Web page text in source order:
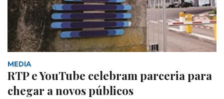
MEDIA
RTP e YouTube celebram parceria para
chegar a novos públicos